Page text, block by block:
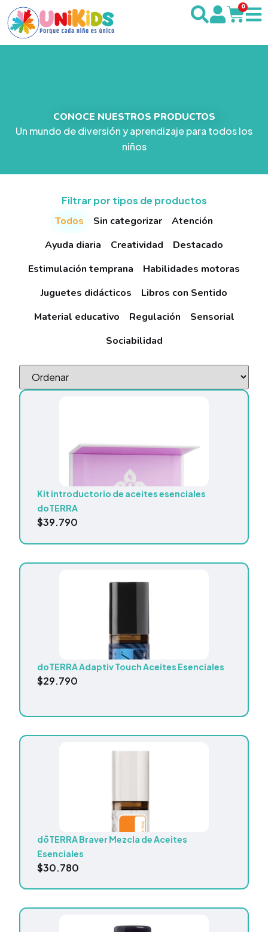
0
CONOCE NUESTROS PRODUCTOS
Un mundo de diversión y aprendizaje para todos los
niños
Filtrar por tipos de productos
Sin categorizar
Atención
Ayuda diaria
Creatividad
Destacado
Estimulación temprana
Habilidades motoras
Juguetes didácticos
Libros con Sentido
Material educativo
Regulación
Sensorial
Sociabilidad
Todos
Kit introductorio de aceites esenciales
doTERRA
$39.790
doTERRA Adaptiv Touch Aceites Esenciales
$29.790
dōTERRA Braver Mezcla de Aceites
Esenciales
$30.780